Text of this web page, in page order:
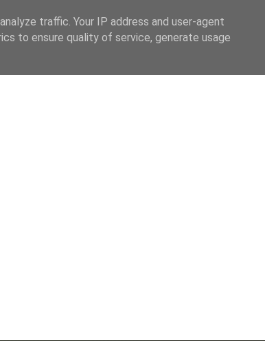
traffic. Your IP address and user-agent
to ensure quality of service, generate usage